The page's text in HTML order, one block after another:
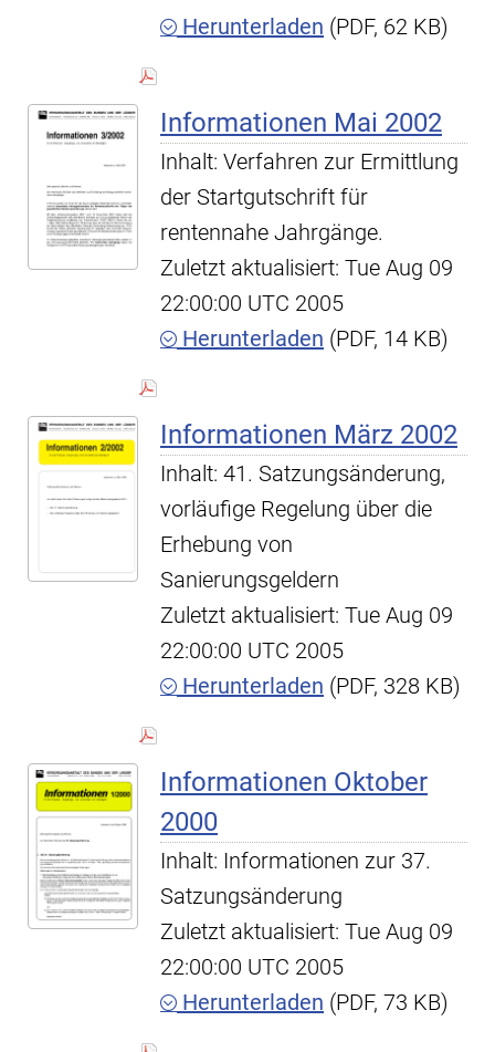
Herunterladen (PDF, 62 KB)
Informationen Mai 2002
Inhalt: Verfahren zur Ermittlung
der Startgutschrift für
rentennahe Jahrgänge.
Zuletzt aktualisiert: Tue Aug 09
22:00:00 UTC 2005
Herunterladen (PDF, 14 KB)
Informationen März 2002
Inhalt: 41. Satzungsänderung,
vorläufige Regelung über die
Erhebung von
Sanierungsgeldern
Zuletzt aktualisiert: Tue Aug 09
22:00:00 UTC 2005
Herunterladen (PDF, 328 KB)
Informationen Oktober
2000
Inhalt: Informationen zur 37.
Satzungsänderung
Zuletzt aktualisiert: Tue Aug 09
22:00:00 UTC 2005
Herunterladen (PDF, 73 KB)